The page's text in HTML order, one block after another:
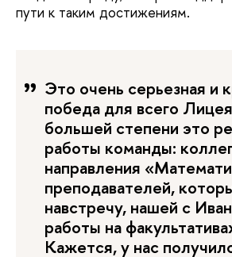
пути к таким достижениям.
Это очень серьезная и
победа для всего
большей степени это
работы команды:
направления
преподавателей,
навстречу, нашей с
работы на
Кажется, у нас